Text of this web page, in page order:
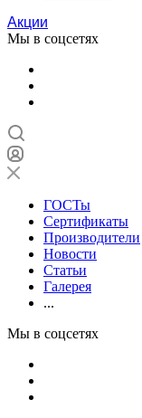
Акции
Мы в соцсетях
ГОСТы
Сертификаты
Производители
Новости
Статьи
Галерея
...
Мы в соцсетях